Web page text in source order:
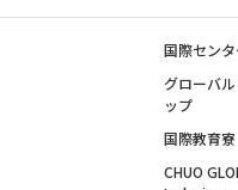
国際セン
グローバ
ップ
国際教育寮
CHUO